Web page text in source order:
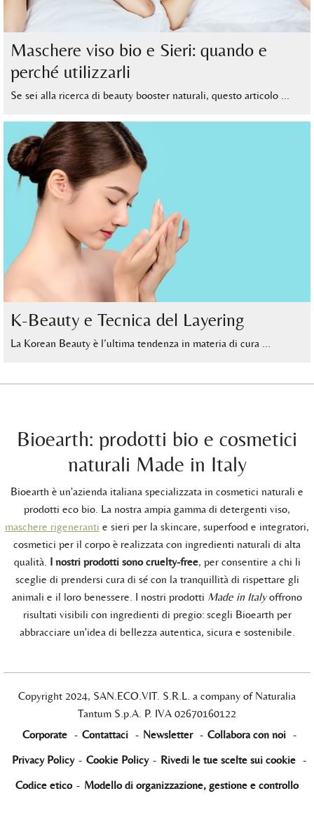
Maschere viso bio e Sieri: quando e
perché utilizzarli
Se sei alla ricerca di beauty booster naturali, questo articolo …
K-Beauty e Tecnica del Layering
La Korean Beauty è l’ultima tendenza in materia di cura …
Bioearth: prodotti bio e cosmetici
naturali Made in Italy
Bioearth è un'azienda italiana specializzata in cosmetici naturali e
prodotti eco bio. La nostra ampia gamma di detergenti viso,
maschere rigeneranti e sieri per la skincare, superfood e integratori,
cosmetici per il corpo è realizzata con ingredienti naturali di alta
qualità. I nostri prodotti sono cruelty-free, per consentire a chi li
sceglie di prendersi cura di sé con la tranquillità di rispettare gli
animali e il loro benessere. I nostri prodotti Made in Italyoffrono
risultati visibili con ingredienti di pregio: scegli Bioearth per
abbracciare un'idea di bellezza autentica, sicura e sostenibile.
Copyright 2024, SAN.ECO.VIT. S.R.L. a company of Naturalia
Tantum S.p.A. P. IVA 02670160122
Corporate - Contattaci - Newsletter - Collabora con noi -
Privacy Policy - Cookie Policy - Rivedi le tue scelte sui cookie -
Codice etico - Modello di organizzazione, gestione e controllo